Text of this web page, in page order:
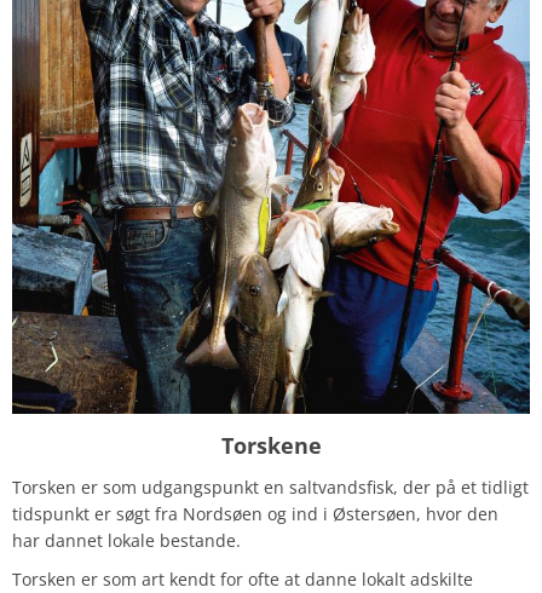
Torskene
Torsken er som udgangspunkt en saltvandsfisk, der på et tidligt
tidspunkt er søgt fra Nordsøen og ind i Østersøen, hvor den
har dannet lokale bestande.
Torsken er som art kendt for ofte at danne lokalt adskilte